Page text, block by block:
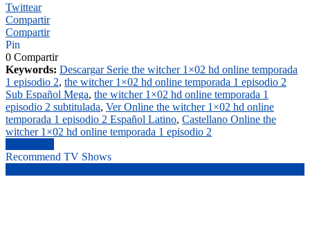
Twittear
Compartir
Compartir
Pin
0 Compartir
Keywords: Descargar Serie the witcher 1×02 hd online temporada
1 episodio 2, the witcher 1×02 hd online temporada 1 episodio 2
Sub Español Mega, the witcher 1×02 hd online temporada 1
episodio 2 subtitulada, Ver Online the witcher 1×02 hd online
temporada 1 episodio 2 Español Latino, Castellano Online the
witcher 1×02 hd online temporada 1 episodio 2
Recommend TV Shows